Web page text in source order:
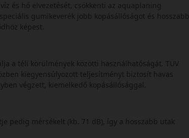
és hó elvezetését, csökkenti az aquaplaning
gumikeverék jobb kopásállóságot és hosszabb
képest.
a téli körülmények közötti használhatóságát. TÜV
kiegyensúlyozott teljesítményt biztosít havas
végzett, kiemelkedő kopásállósággal.
pedig mérsékelt (kb. 71 dB), így a hosszabb utak